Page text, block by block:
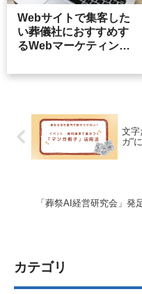
Webサイトで集客した
い葬儀社におすすめす
るWebマーケティング4
文字
ガ”
「葬祭AI経営研究会」発
カテゴリ